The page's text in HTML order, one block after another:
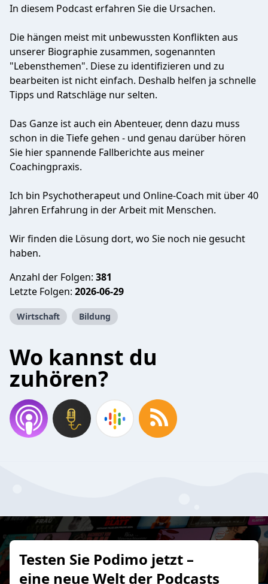
In diesem Podcast erfahren Sie die Ursachen.
Die hängen meist mit unbewussten Konflikten aus
unserer Biographie zusammen, sogenannten
"Lebensthemen". Diese zu identifizieren und zu
bearbeiten ist nicht einfach. Deshalb helfen ja schnelle
Tipps und Ratschläge nur selten.
Das Ganze ist auch ein Abenteuer, denn dazu muss
schon in die Tiefe gehen - und genau darüber hören
Sie hier spannende Fallberichte aus meiner
Coachingpraxis.
Ich bin Psychotherapeut und Online-Coach mit über 40
Jahren Erfahrung in der Arbeit mit Menschen.
Wir finden die Lösung dort, wo Sie noch nie gesucht
haben.
Anzahl der Folgen: 381
Letzte Folgen: 2026-06-29
Wirtschaft Bildung
Wo kannst du
zuhören?
Testen Sie Podimo jetzt –
eine neue Welt der Podcasts